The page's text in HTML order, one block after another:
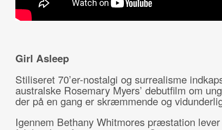
Girl Asleep
Stiliseret 70’er-nostalgi og surrealisme
australske Rosemary Myers’ debutfilm om
der på en gang er skræmmende og
Igennem Bethany Whitmores præstation